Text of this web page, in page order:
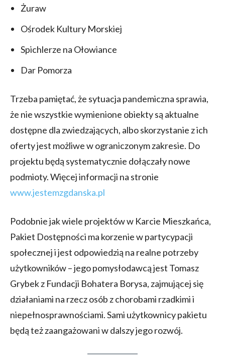
Żuraw
Ośrodek Kultury Morskiej
Spichlerze na Ołowiance
Dar Pomorza
Trzeba pamiętać, że sytuacja pandemiczna sprawia,
że nie wszystkie wymienione obiekty są aktualne
dostępne dla zwiedzających, albo skorzystanie z ich
oferty jest możliwe w ograniczonym zakresie. Do
projektu będą systematycznie dołączały nowe
podmioty. Więcej informacji na stronie
www.jestemzgdanska.pl
Podobnie jak wiele projektów w Karcie Mieszkańca,
Pakiet Dostępności ma korzenie w partycypacji
społecznej i jest odpowiedzią na realne potrzeby
użytkowników – jego pomysłodawcą jest Tomasz
Grybek z Fundacji Bohatera Borysa, zajmującej się
działaniami na rzecz osób z chorobami rzadkimi i
niepełnosprawnościami. Sami użytkownicy pakietu
będą też zaangażowani w dalszy jego rozwój.